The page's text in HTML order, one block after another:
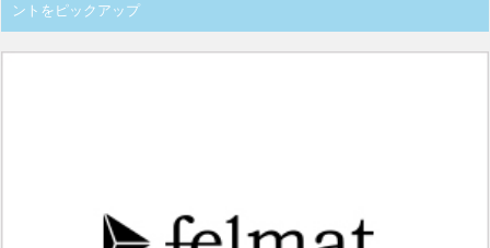
ントをピックアップ